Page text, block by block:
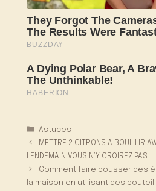
Catégories
Astuces
METTRE 2 CITRONS À BOUILLIR
LENDEMAIN VOUS N’Y CROIREZ PAS
Comment faire pousser des
la maison en utilisant des